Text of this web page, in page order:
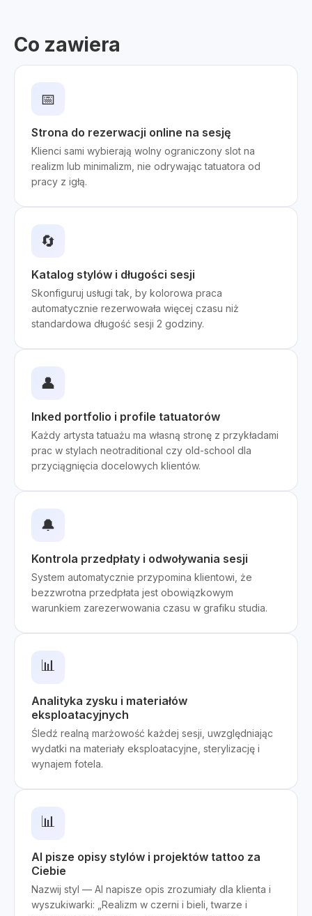
Co zawiera
📅
Strona do rezerwacji online na sesję
Klienci sami wybierają wolny ograniczony slot na
realizm lub minimalizm, nie odrywając tatuatora od
pracy z igłą.
🔄
Katalog stylów i długości sesji
Skonfiguruj usługi tak, by kolorowa praca
automatycznie rezerwowała więcej czasu niż
standardowa długość sesji 2 godziny.
👤
Inked portfolio i profile tatuatorów
Każdy artysta tatuażu ma własną stronę z przykładami
prac w stylach neotraditional czy old-school dla
przyciągnięcia docelowych klientów.
🔔
Kontrola przedpłaty i odwoływania sesji
System automatycznie przypomina klientowi, że
bezzwrotna przedpłata jest obowiązkowym
warunkiem zarezerwowania czasu w grafiku studia.
📊
Analityka zysku i materiałów
eksploatacyjnych
Śledź realną marżowość każdej sesji, uwzględniając
wydatki na materiały eksploatacyjne, sterylizację i
wynajem fotela.
📊
AI pisze opisy stylów i projektów tattoo za
Ciebie
Nazwij styl — AI napisze opis zrozumiały dla klienta i
wyszukiwarki: „Realizm w czerni i bieli, twarze i